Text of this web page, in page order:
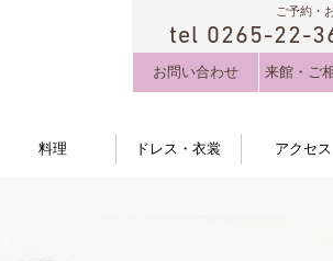
ご予約・
tel 0265-22-
お問い合わせ 来館・ご
料理 ドレス・衣裳 アクセス